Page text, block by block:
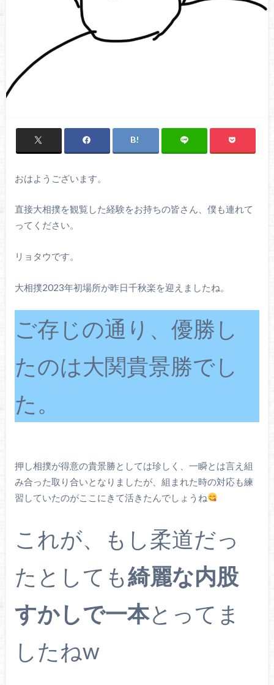
おはようございます。
直接大相撲を観覧した経験をお持ちの皆さん、僕も連れて
ってください。
リョタウです。
大相撲2023年初場所が昨日千秋楽を迎えましたね。
ご存じの通り、優勝し
たのは大関貴景勝でし
た。
押し相撲が得意の貴景勝としては珍しく、一瞬とは言え組
み合った取り合いとなりましたが、組まれた時の対応も練
習していたのがここにきて活きたんでしょうね
これが、もし柔道だっ
たとしても綺麗な内股
すかしで一本とってま
したねw